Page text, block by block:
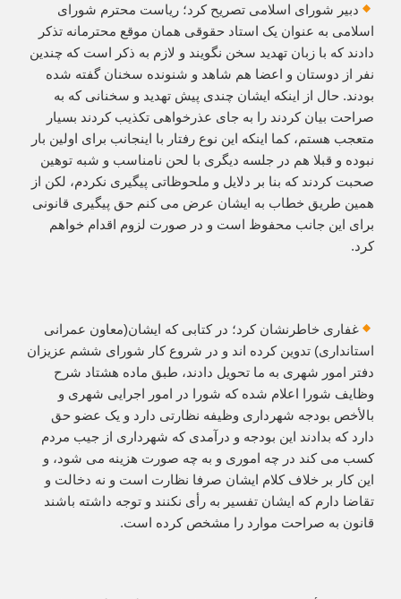
دبیر شورای اسلامی تصریح کرد؛ ریاست محترم شورای
اسلامی به عنوان یک استاد حقوقی همان موقع محترمانه تذکر
دادند که با زبان تهدید سخن نگویند و لازم به ذکر است که چندین
نفر از دوستان و اعضا هم شاهد و‌ شنونده سخنان گفته شده
بودند. حال از اینکه ایشان چندی پیش تهدید و سخنانی که به
صراحت بیان کردند را به جای عذرخواهی تکذیب کردند بسیار
متعجب هستم، کما اینکه این نوع رفتار با اینجانب برای اولین بار
نبوده و قبلا هم در جلسه دیگری با لحن نامناسب و شبه توهین
صحبت کردند که بنا بر دلایل و ملحوظاتی پیگیری نکردم، لکن از
همین طریق خطاب به ایشان عرض می کنم حق پیگیری قانونی
برای این جانب محفوظ است و در صورت لزوم اقدام خواهم
کرد.
غفاری خاطرنشان کرد؛ در کتابی که ایشان(معاون عمرانی
استانداری) تدوین کرده اند و‌ در شروع کار شورای ششم عزیزان
دفتر امور شهری به ما تحویل دادند، طبق ماده هشتاد شرح
وظایف شورا اعلام شده که شورا در امور اجرایی شهری و
بالأخص بودجه شهرداری وظیفه نظارتی دارد و یک عضو حق
دارد که بدادند این بودجه و درآمدی که شهرداری از جیب مردم
کسب می کند در چه اموری و‌ به چه صورت هزینه می شود، و
این کار بر خلاف کلام ایشان صرفا نظارت است و‌ نه دخالت و‌
تقاضا دارم که ایشان تفسیر به رأی نکنند و توجه داشته باشند
قانون به صراحت موارد را مشخص کرده است.